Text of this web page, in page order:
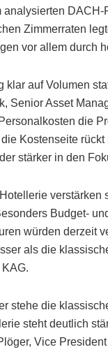
analysierten DACH-
Zimmerraten
vor allem durch
klar auf Volumen
Senior Asset
die
Kostenseite
stärker in den
Budget-
würden derzeit
als die
stehe die
steht deutlich
Vice